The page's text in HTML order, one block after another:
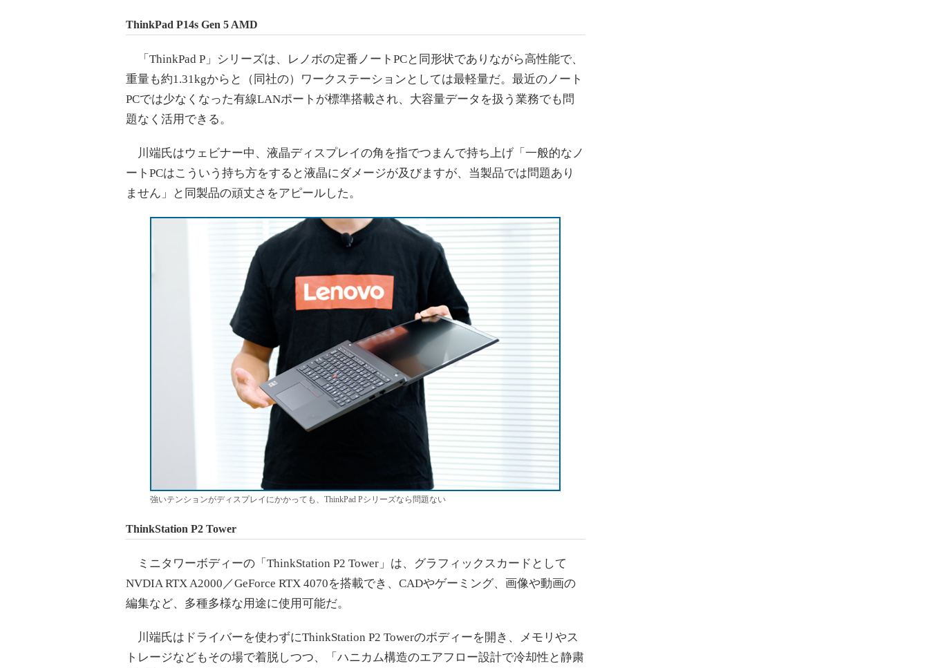
ThinkPad P14s Gen 5 AMD
「ThinkPad P」シリーズは、レノボの定番ノートPCと同形状でありながら高性能で、
重量も約1.31kgからと（同社の）ワークステーションとしては最軽量だ。最近のノート
PCでは少なくなった有線LANポートが標準搭載され、大容量データを扱う業務でも問
題なく活用できる。
川端氏はウェビナー中、液晶ディスプレイの角を指でつまんで持ち上げ「一般的なノ
ートPCはこういう持ち方をすると液晶にダメージが及びますが、当製品では問題あり
ません」と同製品の頑丈さをアピールした。
強いテンションがディスプレイにかかっても、ThinkPad Pシリーズなら問題ない
ThinkStation P2 Tower
ミニタワーボディーの「ThinkStation P2 Tower」は、グラフィックスカードとして
NVDIA RTX A2000／GeForce RTX 4070を搭載でき、CADやゲーミング、画像や動画の
編集など、多種多様な用途に使用可能だ。
川端氏はドライバーを使わずにThinkStation P2 Towerのボディーを開き、メモリやス
トレージなどもその場で着脱しつつ、「ハニカム構造のエアフロー設計で冷却性と静粛